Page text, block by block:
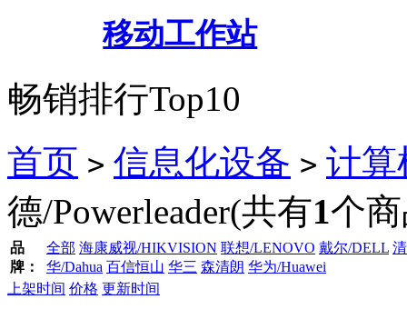
移动工作站
畅销排行Top10
首页 > 信息化设备 > 计算
德/Powerleader(共有1个
品
牌：
全部 海康威视/HIKVISION 联想/LENOVO 戴尔/DELL
华/Dahua 百信恒山 华三 森清朗 华为/Huawei
上架时间 价格 更新时间